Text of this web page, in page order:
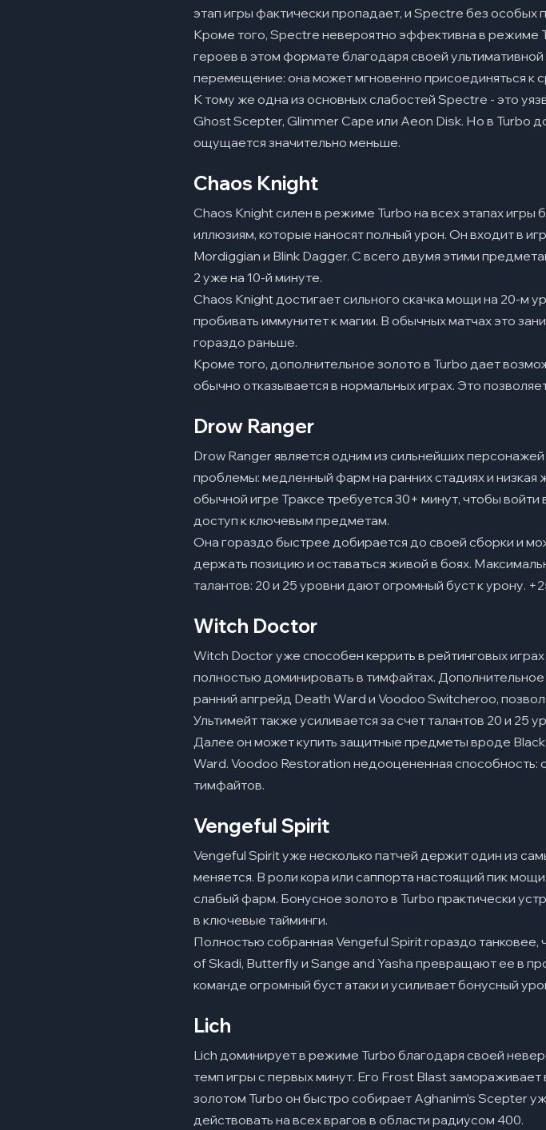
этап игры фактически пропадает, и Spectre без
Кроме того, Spectre невероятно эффективна в режиме
героев в этом формате благодаря своей
перемещение: она может мгновенно присоединяться к
К тому же одна из основных слабостей Spectre - это
Ghost Scepter, Glimmer Cape или Aeon Disk. Но в Turbo
ощущается значительно меньше.
Chaos Knight
Chaos Knight силен в режиме Turbo на всех этапах
иллюзиям, которые наносят полный урон. Он входит в
Mordiggian и Blink Dagger. С всего двумя этими
2 уже на 10-й минуте.
Chaos Knight достигает сильного скачка мощи на 20-м
пробивать иммунитет к магии. В обычных матчах это
гораздо раньше.
Кроме того, дополнительное золото в Turbo дает
обычно отказывается в нормальных играх. Это
Drow Ranger
Drow Ranger является одним из сильнейших
проблемы: медленный фарм на ранних стадиях и
обычной игре Траксе требуется 30+ минут, чтобы
доступ к ключевым предметам.
Она гораздо быстрее добирается до своей сборки и
держать позицию и оставаться живой в боях.
талантов: 20 и 25 уровни дают огромный буст к урону.
Witch Doctor
Witch Doctor уже способен керрить в рейтинговых
полностью доминировать в тимфайтах.
ранний апгрейд Death Ward и Voodoo Switcheroo,
Ультимейт также усиливается за счет талантов 20 и 25
Далее он может купить защитные предметы вроде
Ward. Voodoo Restoration недооцененная способность:
тимфайтов.
Vengeful Spirit
Vengeful Spirit уже несколько патчей держит один из
меняется. В роли кора или саппорта настоящий пик
слабый фарм. Бонусное золото в Turbo практически
в ключевые тайминги.
Полностью собранная Vengeful Spirit гораздо
of Skadi, Butterfly и Sange and Yasha превращают ее в
команде огромный буст атаки и усиливает бонусный
Lich
Lich доминирует в режиме Turbo благодаря своей
темп игры с первых минут. Его Frost Blast
золотом Turbo он быстро собирает Aghanim’s Scepter
действовать на всех врагов в области радиусом 400.